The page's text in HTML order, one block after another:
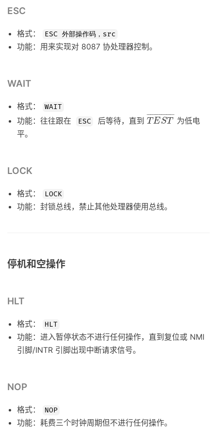
ESC
格式： ESC 外部操作码，src
功能：用来实现对 8087 协处理器控制。
WAIT
格式： WAIT
功能：往往跟在 ESC 后等待，直到 ¯¯¯¯¯¯¯¯¯¯¯¯¯¯¯
T EST
TEST¯
为低电
平。
LOCK
格式： LOCK
功能：封锁总线，禁止其他处理器使用总线。
停机和空操作
HLT
格式： HLT
功能：进入暂停状态不进行任何操作，直到复位或 NMI
引脚/INTR 引脚出现中断请求信号。
NOP
格式： NOP
功能：耗费三个时钟周期但不进行任何操作。